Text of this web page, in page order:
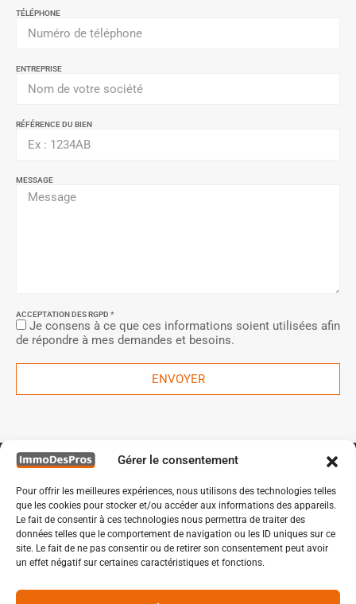
Gérer le consentement
Pour offrir les meilleures expériences, nous utilisons des technologies telles
que les cookies pour stocker et/ou accéder aux informations des appareils.
Le fait de consentir à ces technologies nous permettra de traiter des
données telles que le comportement de navigation ou les ID uniques sur ce
site. Le fait de ne pas consentir ou de retirer son consentement peut avoir
un effet négatif sur certaines caractéristiques et fonctions.
TÉLÉPHONE
ENTREPRISE
RÉFÉRENCE DU BIEN
MESSAGE
ACCEPTATION DES RGPD *
Je consens à ce que ces informations soient utilisées afin
de répondre à mes demandes et besoins.
ENVOYER